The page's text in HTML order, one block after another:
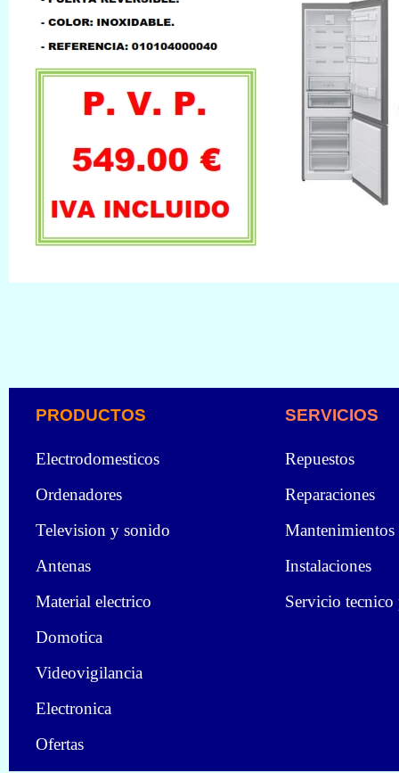
Repuestos
Reparaciones
Mantenimientos
Instalaciones
Servicio
Electrodomesticos
Ordenadores
Television y sonido
Antenas
Material electrico
Domotica
Videovigilancia
Electronica
Ofertas
PRODUCTOS SERVICIOS